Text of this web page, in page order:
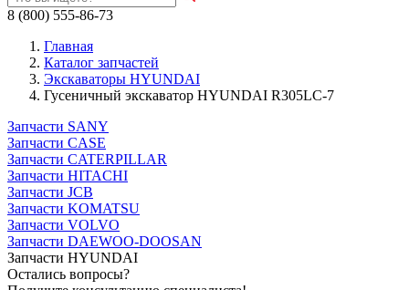
8 (800) 555-86-73
Главная
Каталог запчастей
Экскаваторы HYUNDAI
Гусеничный экскаватор HYUNDAI R305LC-7
Запчасти SANY
Запчасти CASE
Запчасти CATERPILLAR
Запчасти HITACHI
Запчасти JCB
Запчасти KOMATSU
Запчасти VOLVO
Запчасти DAEWOO-DOOSAN
Запчасти HYUNDAI
Остались вопросы?